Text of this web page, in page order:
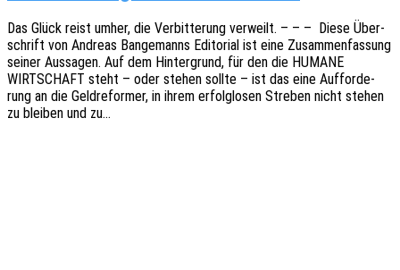
Das Glück reist umher, die Verbit­te­rung verweilt. – – – Diese Über­
schrift von Andre­as Bange­manns Edito­ri­al ist eine Zusam­men­fas­sung
seiner Aussa­gen. Auf dem Hinter­grund, für den die HUMANE
WIRTSCHAFT steht – oder stehen sollte – ist das eine Auffor­de­
rung an die Geld­re­for­mer, in ihrem erfolg­lo­sen Stre­ben nicht stehen
zu blei­ben und zu…